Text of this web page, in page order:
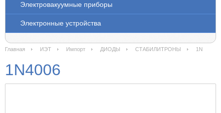
Электровакуумные приборы
Электронные устройства
Главная ИЭТ Импорт ДИОДЫ СТАБИЛИТРОНЫ 1N
1N4006